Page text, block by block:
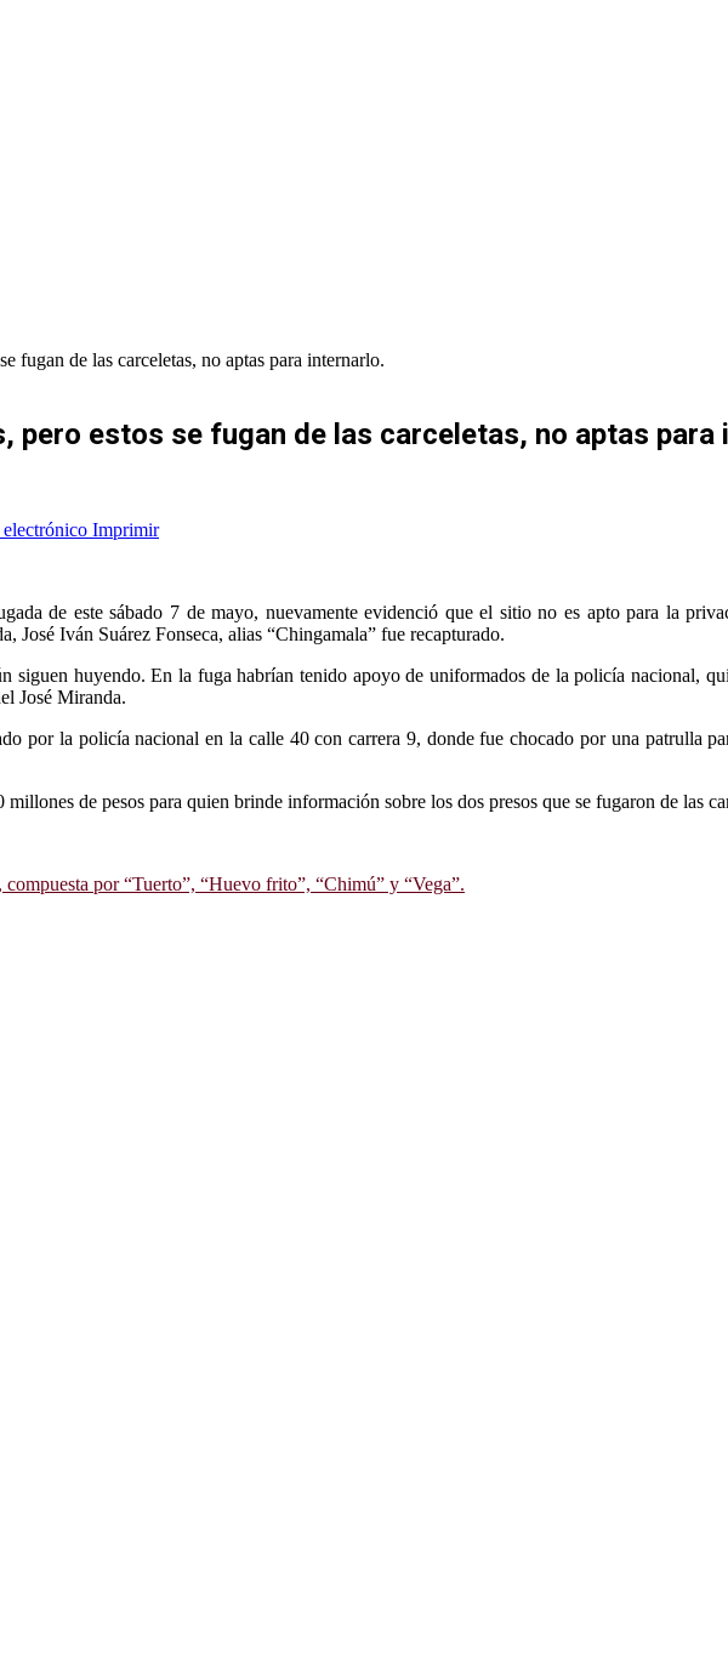
fugan de las carceletas, no aptas para internarlo.
pero estos se fugan de las carceletas, no aptas para
Imprimir
de este sábado 7 de mayo, nuevamente evidenció que el sitio no es apto para la
José Iván Suárez Fonseca, alias “Chingamala” fue recapturado.
siguen huyendo. En la fuga habrían tenido apoyo de uniformados de la policía nacional,
José Miranda.
por la policía nacional en la calle 40 con carrera 9, donde fue chocado por una patrulla
de pesos para quien brinde información sobre los dos presos que se fugaron de las
por “Tuerto”, “Huevo frito”, “Chimú” y “Vega”.